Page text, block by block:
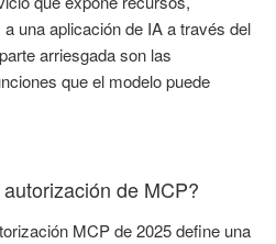
una aplicación de IA a través del
arriesgada son las
que el modelo puede
de MCP?
MCP de 2025 define una